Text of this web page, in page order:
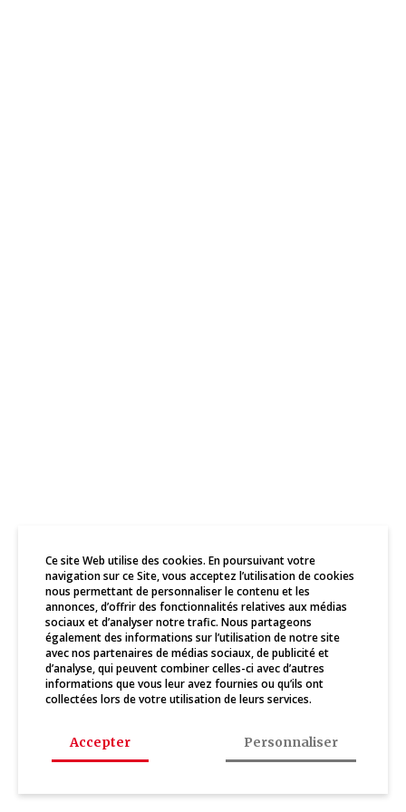
Ce site Web utilise des cookies. En poursuivant votre
navigation sur ce Site, vous acceptez l’utilisation de cookies
nous permettant de personnaliser le contenu et les
annonces, d’offrir des fonctionnalités relatives aux médias
sociaux et d’analyser notre trafic. Nous partageons
également des informations sur l’utilisation de notre site
avec nos partenaires de médias sociaux, de publicité et
d’analyse, qui peuvent combiner celles-ci avec d’autres
informations que vous leur avez fournies ou qu’ils ont
collectées lors de votre utilisation de leurs services.
Accepter Personnaliser